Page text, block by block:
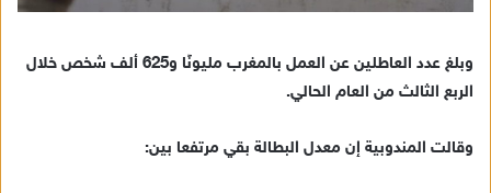
وبلغ عدد العاطلين عن العمل بالمغرب مليونًا و625 ألف شخص خلال
الربع الثالث من العام الحالي.
وقالت المندوبية إن معدل البطالة بقي مرتفعا بين: